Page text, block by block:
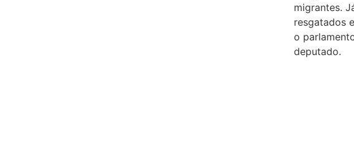
migrantes.
resgatados
o
deputado.